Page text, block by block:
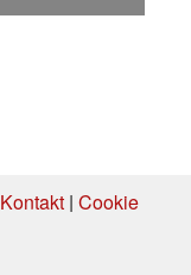
Kontakt| Cookie